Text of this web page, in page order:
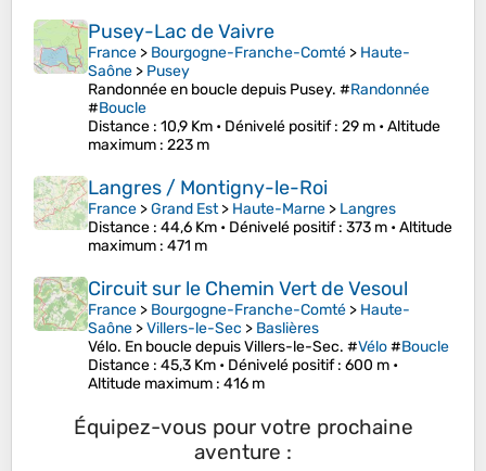
Pusey-Lac de Vaivre
France > Bourgogne-Franche-Comté > Haute-
Saône > Pusey
Randonnée en boucle depuis Pusey. #Randonnée
#Boucle
Distance : 10,9 Km • Dénivelé positif: 29 m •Altitude
maximum : 223 m
Langres / Montigny-le-Roi
France >Grand Est> Haute-Marne > Langres
Distance : 44,6 Km • Dénivelé positif: 373 m •Altitude
maximum : 471 m
Circuit sur le Chemin Vert de Vesoul
France > Bourgogne-Franche-Comté > Haute-
Saône >Villers-le-Sec > Baslières
Vélo. En boucle depuis Villers-le-Sec. #Vélo#Boucle
Distance : 45,3 Km • Dénivelé positif: 600 m •
Altitude maximum : 416 m
Équipez-vous pour votre prochaine
aventure :